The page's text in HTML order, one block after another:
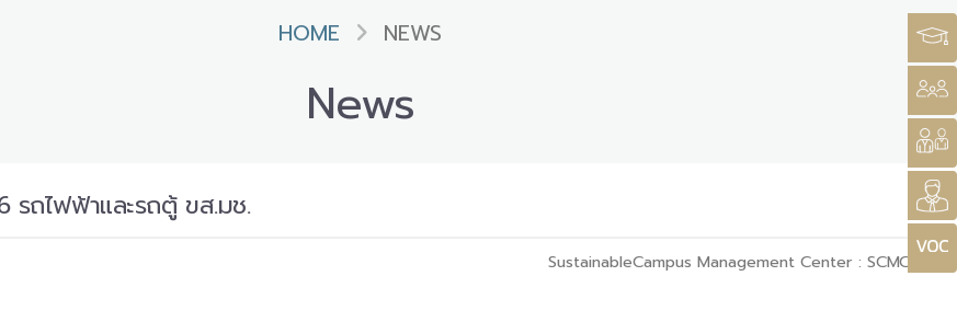
HOME NEWS
News
รถไฟฟ้าและรถตู้ ขส.มช.
SustainableCampus Management Center : SCMC